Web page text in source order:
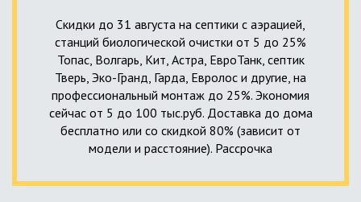
Скидки до 31 августа на септики с аэрацией,
станций биологической очистки от 5 до 25%
Топас, Волгарь, Кит, Астра, ЕвроТанк, септик
Тверь, Эко-Гранд, Гарда, Евролос и другие, на
профессиональный монтаж до 25%. Экономия
сейчас от 5 до 100 тыс.руб. Доставка до дома
бесплатно или со скидкой 80% (зависит от
модели и расстояние). Рассрочка